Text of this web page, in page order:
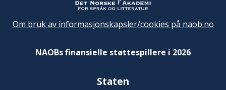
Om bruk av informasjonskapsler/cookies på naob.no
NAOBs finansielle støttespillere i 2026
Staten